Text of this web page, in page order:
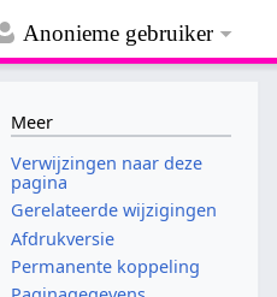
Anonieme gebruiker
Meer
Verwijzingen naar deze
pagina
Gerelateerde wijzigingen
Afdrukversie
Permanente koppeling